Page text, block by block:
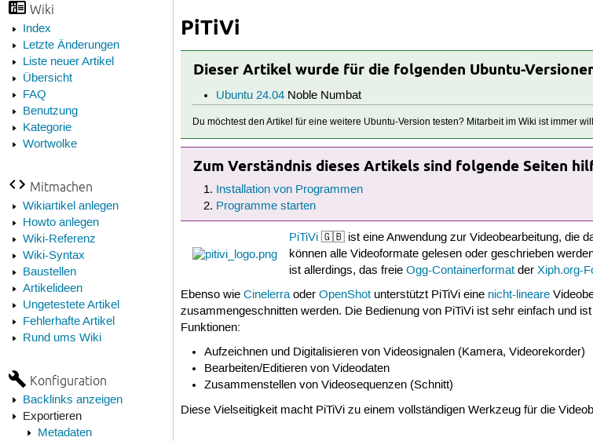
Wiki
Index
Letzte Änderungen
Liste neuer Artikel
Übersicht
FAQ
Benutzung
Kategorie
Wortwolke
Mitmachen
Wikiartikel anlegen
Howto anlegen
Wiki-Referenz
Wiki-Syntax
Baustellen
Artikelideen
Ungetestete Artikel
Fehlerhafte Artikel
Rund ums Wiki
Konfiguration
Backlinks anzeigen
Exportieren
Metadaten
PiTiVi
Dieser Artikel wurde für die folgenden Ubuntu-
Ubuntu 24.04Noble Numbat
Du möchtest den Artikel für eine weitere Ubuntu-Version testen? Mitarbeit im Wiki ist immer
Zum Verständnis dieses Artikels sind folgende Seiten
Installation von Programmen
Programme starten
PiTiVi🇬🇧 ist eine Anwendung zur Videobearbeitung, die
können alle Videoformate gelesen oder geschrieben
ist allerdings, das freie Ogg-Containerformatder Xiph.org-
Ebenso wieCinelerraoderOpenShot unterstützt PiTiVi eine nicht-lineare
zusammengeschnitten werden. Die Bedienung von PiTiVi ist sehr einfach und
Funktionen:
Aufzeichnen und Digitalisieren von Videosignalen (Kamera, Videorekorder)
Bearbeiten/Editieren von Videodaten
Zusammenstellen von Videosequenzen (Schnitt)
Diese Vielseitigkeit macht PiTiVi zu einem vollständigen Werkzeug für die